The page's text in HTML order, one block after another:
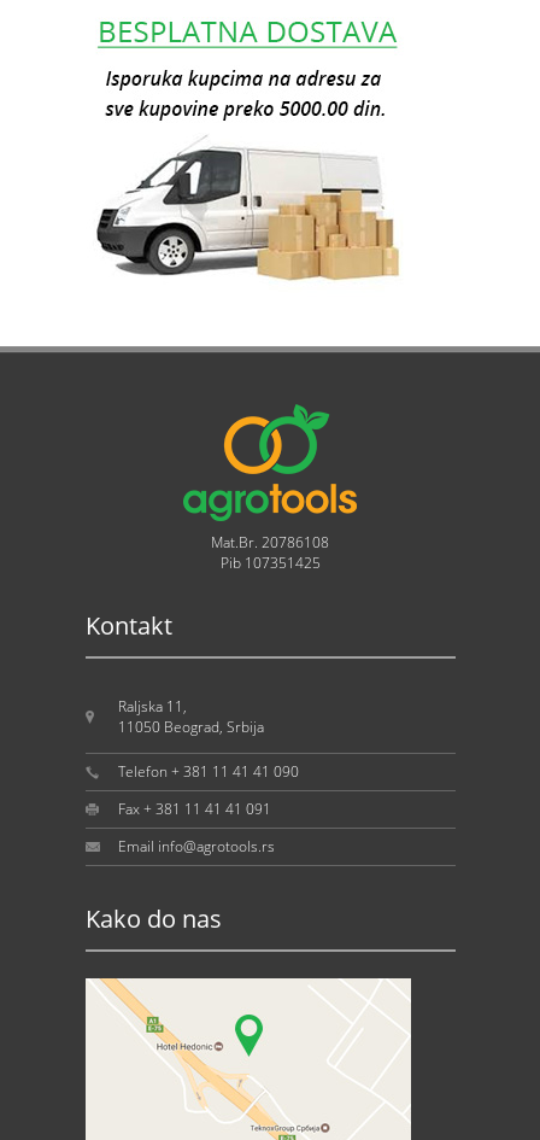
Mat.Br. 20786108
Pib 107351425
Kontakt
Raljska 11,
11050 Beograd, Srbija
Telefon + 381 11 41 41 090
Fax + 381 11 41 41 091
Email info@agrotools.rs
Kako do nas